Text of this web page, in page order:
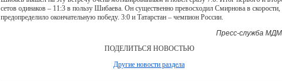
сетов одинаков – 11:3 в пользу Шибаева. Он существенно превосходил Смирнова в скорости,
предопределило окончательную победу. 3:0 и Татарстан – чемпион России.
Пресс-служба
ПОДЕЛИТЬСЯ НОВОСТЬЮ
Другие новости раздела